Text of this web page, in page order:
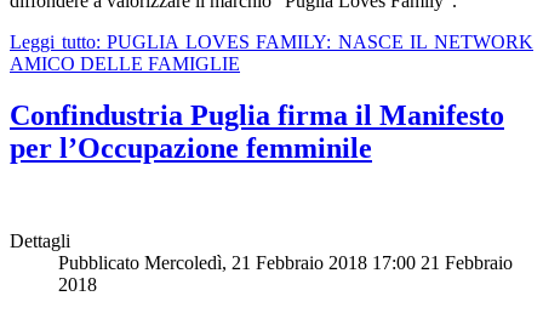
Leggi tutto: PUGLIA LOVES FAMILY: NASCE IL NETWORK
AMICO DELLE FAMIGLIE
Confindustria Puglia firma il Manifesto
per l’Occupazione femminile
Dettagli
Pubblicato Mercoledì, 21 Febbraio 2018 17:00 21 Febbraio
2018